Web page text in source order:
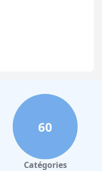
60
Catégories